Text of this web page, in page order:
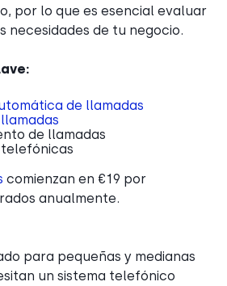
por lo que es esencial evaluar
necesidades de tu negocio.
de llamadas
de llamadas
comienzan en €19 por
anualmente.
para pequeñas y medianas
un sistema telefónico